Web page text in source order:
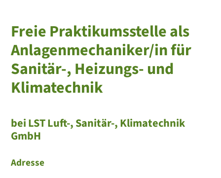
Freie Praktikumsstelle als
Anlagenmechaniker/in für
Sanitär-, Heizungs- und
Klimatechnik
bei LST Luft-, Sanitär-, Klimatechnik
GmbH
Adresse